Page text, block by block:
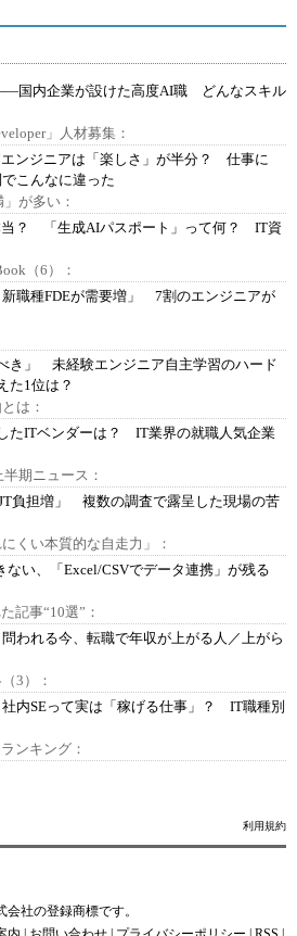
国内企業が設けた高度AI職 どんなスキル
」人材募集：
ンジニアは「楽しさ」が半分？ 仕事に
こんなに違った
が多い：
当？ 「生成AIパスポート」って何？ IT資
（6）：
新職種FDEが需要増」 7割のエンジニアが
き」 未経験エンジニア自主学習のハード
た1位は？
は：
たITベンダーは？ IT業界の就職人気企業
期ニュース：
負担増」 複数の調査で露呈した現場の苦
くい本質的な自走力」：
ない、「Excel/CSVでデータ連携」が残る
記事“10選”：
われる今、転職で年収が上がる人／上がら
3）：
内SEって実は「稼げる仕事」？ IT職種別
ンキング：
利用規約
社の登録商標です。